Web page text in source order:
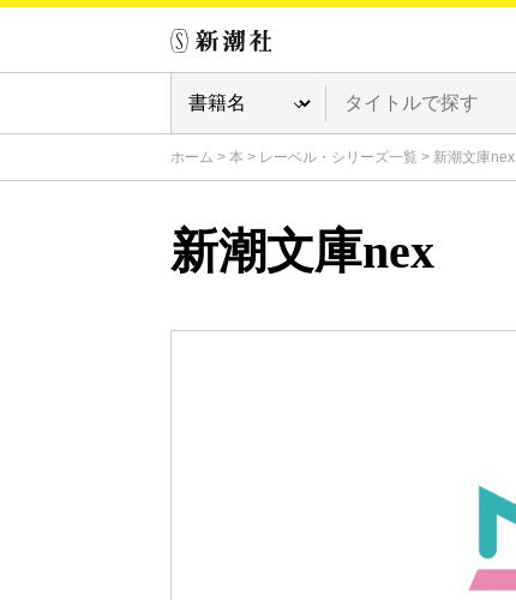
ホーム > 本 > レーベル・シリーズ一覧 > 新潮文庫nex
新潮文庫nex